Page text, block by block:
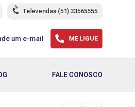
Televendas (51) 33565555
um e-mail ME LIGUE
FALE CONOSCO